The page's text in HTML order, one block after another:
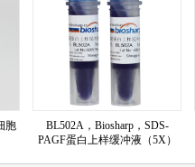
胞
BL502A，Biosharp，SDS-
PAGF蛋白上样缓冲液（5X）